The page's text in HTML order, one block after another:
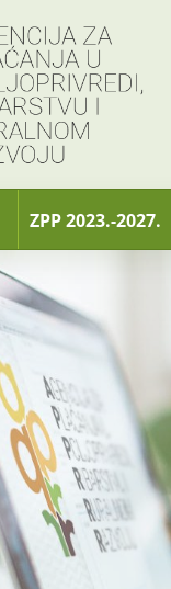
ZPP 2023.-2027.